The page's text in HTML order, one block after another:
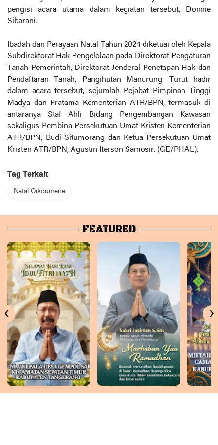
pengisi acara utama dalam kegiatan tersebut, Donnie
Sibarani.
Ibadah dan Perayaan Natal Tahun 2024 diketuai oleh Kepala
Subdirektorat Hak Pengelolaan pada Direktorat Pengaturan
Tanah Pemerintah, Direktorat Jenderal Penetapan Hak dan
Pendaftaran Tanah, Pangihutan Manurung. Turut hadir
dalam acara tersebut, sejumlah Pejabat Pimpinan Tinggi
Madya dan Pratama Kementerian ATR/BPN, termasuk di
antaranya Staf Ahli Bidang Pengembangan Kawasan
sekaligus Pembina Persekutuan Umat Kristen Kementerian
ATR/BPN, Budi Situmorang dan Ketua Persekutuan Umat
Kristen ATR/BPN, Agustin Iterson Samosir. (GE/PHAL).
Tag Terkait
Natal Oikoumene
FEATURED
‹ ›